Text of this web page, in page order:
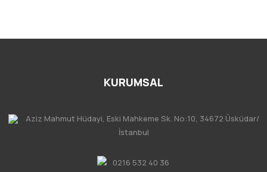
KURUMSAL
Aziz Mahmut Hüdayi, Eski Mahkeme Sk. No:10, 34672 Üsküdar/
İstanbul
0216 532 40 36